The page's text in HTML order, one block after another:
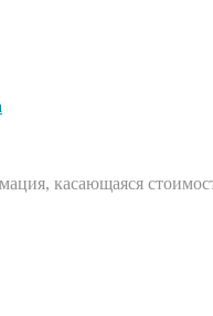
касающаяся